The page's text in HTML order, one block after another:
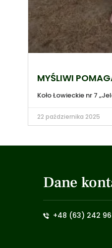
MYŚLIWI
Koło Łowieckie nr 7
22 października 2025
Dane
+48 (63) 242